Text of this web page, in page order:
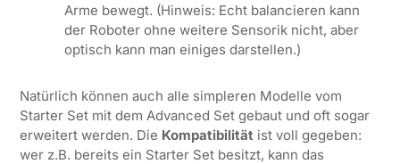
Arme bewegt. (Hinweis: Echt balancieren kann
der Roboter ohne weitere Sensorik nicht, aber
optisch kann man einiges darstellen.)
Natürlich können auch alle simpleren Modelle vom
Starter Set mit dem Advanced Set gebaut und oft sogar
erweitert werden. Die Kompatibilität ist voll gegeben:
wer z.B. bereits ein Starter Set besitzt, kann das